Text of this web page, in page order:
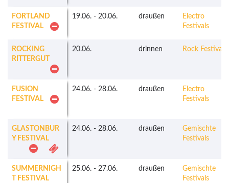
FORTLAND
FESTIVAL
19.06. - 20.06. draußen
Electro
Festivals
ROCKING
RITTERGUT
20.06. drinnen Rock Festivals
FUSION
FESTIVAL
24.06. - 28.06. draußen
Electro
Festivals
GLASTONBUR
Y FESTIVAL
24.06. - 28.06. draußen
Gemischte
Festivals
SUMMERNIGH
T FESTIVAL
25.06. - 27.06. draußen
Gemischte
Festivals